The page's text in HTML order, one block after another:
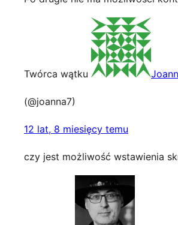
Twórca wątku
(@joanna7)
12 lat, 8 miesięcy temu
czy jest możliwość wstawienia